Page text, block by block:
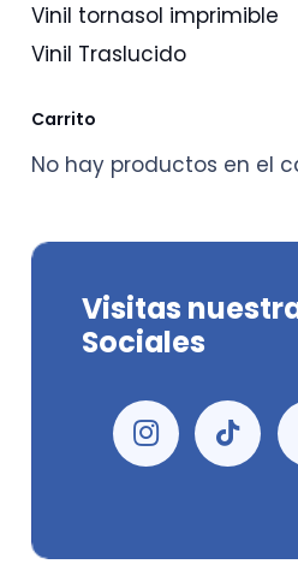
Vinil tornasol imprimible
Vinil Traslucido
Carrito
No hay productos en el
Visitas
Sociales